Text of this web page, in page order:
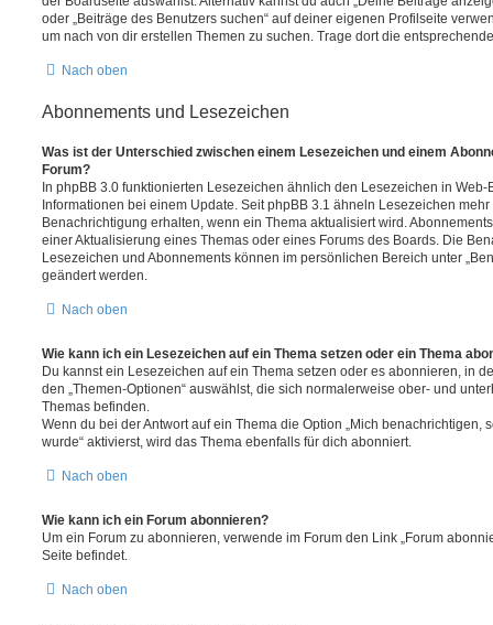
oder „Beiträge des Benutzers suchen“ auf deiner eigenen Profilseite
um nach von dir erstellen Themen zu suchen. Trage dort die
Nach oben
Abonnements und Lesezeichen
Was ist der Unterschied zwischen einem Lesezeichen und einem
Forum?
In phpBB 3.0 funktionierten Lesezeichen ähnlich den Lesezeichen in
Informationen bei einem Update. Seit phpBB 3.1 ähneln Lesezeichen
Benachrichtigung erhalten, wenn ein Thema aktualisiert wird.
einer Aktualisierung eines Themas oder eines Forums des Boards. Die
Lesezeichen und Abonnements können im persönlichen Bereich unter
geändert werden.
Nach oben
Wie kann ich ein Lesezeichen auf ein Thema setzen oder ein Thema
Du kannst ein Lesezeichen auf ein Thema setzen oder es abonnieren, in
den „Themen-Optionen“ auswählst, die sich normalerweise ober- und
Themas befinden.
Wenn du bei der Antwort auf ein Thema die Option „Mich benachrichtigen,
wurde“ aktivierst, wird das Thema ebenfalls für dich abonniert.
Nach oben
Wie kann ich ein Forum abonnieren?
Um ein Forum zu abonnieren, verwende im Forum den Link „Forum
Seite befindet.
Nach oben